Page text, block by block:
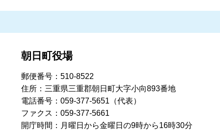
朝日町役場
郵便番号：510-8522
住所：三重県三重郡朝日町大字小向893番地
電話番号：059-377-5651（代表）
ファクス：059-377-5661
開庁時間：月曜日から金曜日の9時から16時30分